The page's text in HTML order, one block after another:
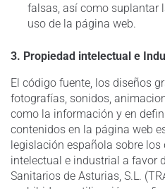
falsas, así como suplantar
uso de la página web.
3. Propiedad intelectual e
El código fuente, los diseños
fotografías, sonidos,
como la información y en
contenidos en la página web
legislación española sobre los
intelectual e industrial a favor
Sanitarios de Asturias, S.L.